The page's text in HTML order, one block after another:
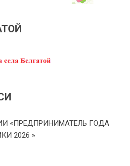
«ПРЕДПРИНИМАТЕЛЬ ГОДА
2026 »